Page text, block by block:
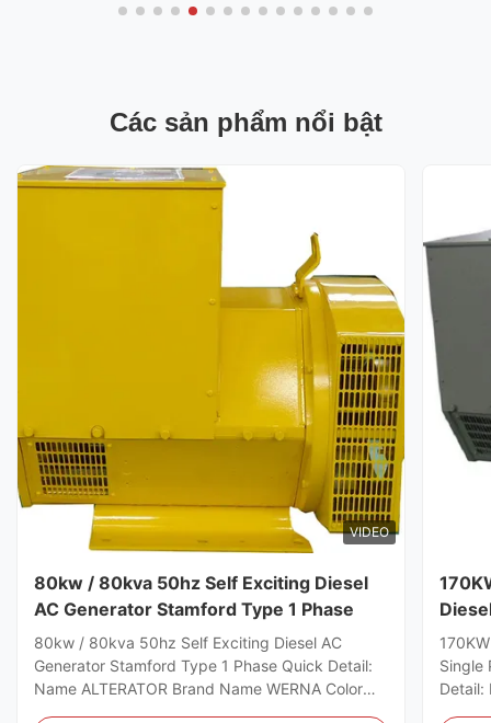
Các sản phẩm nổi bật
VIDEO
80kw / 80kva 50hz Self Exciting Diesel
AC Generator Stamford Type 1 Phase
80kw / 80kva 50hz Self Exciting Diesel AC
Generator Stamford Type 1 Phase Quick Detail:
Name ALTERATOR Brand Name WERNA Color
Wire
Single
Detail: